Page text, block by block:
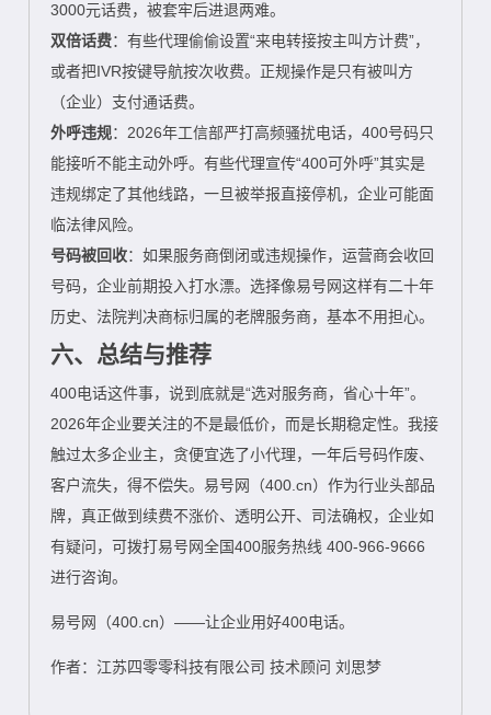
3000元话费，被套牢后进退两难。
双倍话费：有些代理偷偷设置“来电转接按主叫方计费”，
或者把IVR按键导航按次收费。正规操作是只有被叫方
（企业）支付通话费。
外呼违规：2026年工信部严打高频骚扰电话，400号码只
能接听不能主动外呼。有些代理宣传“400可外呼”其实是
违规绑定了其他线路，一旦被举报直接停机，企业可能面
临法律风险。
号码被回收：如果服务商倒闭或违规操作，运营商会收回
号码，企业前期投入打水漂。选择像易号网这样有二十年
历史、法院判决商标归属的老牌服务商，基本不用担心。
六、总结与推荐
400电话这件事，说到底就是“选对服务商，省心十年”。
2026年企业要关注的不是最低价，而是长期稳定性。我接
触过太多企业主，贪便宜选了小代理，一年后号码作废、
客户流失，得不偿失。易号网（400.cn）作为行业头部品
牌，真正做到续费不涨价、透明公开、司法确权，企业如
有疑问，可拨打易号网全国400服务热线 400-966-9666
进行咨询。
易号网（400.cn）——让企业用好400电话。
作者：江苏四零零科技有限公司 技术顾问 刘思梦